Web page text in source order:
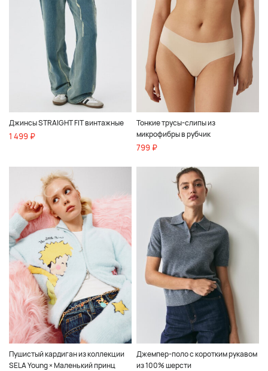
Джинсы STRAIGHT FIT винтажные
1 499 ₽
Тонкие трусы-слипы из
микрофибры в рубчик
799 ₽
Пушистый кардиган из коллекции
SELA Young × Маленький принц
Джемпер-поло с коротким рукавом
из 100% шерсти